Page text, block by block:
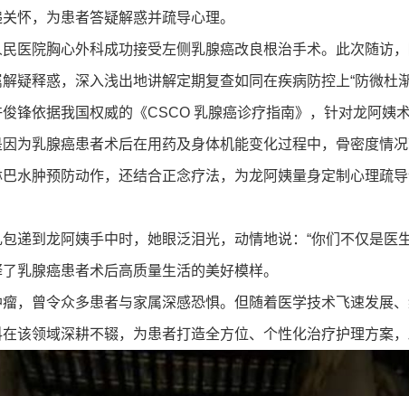
怀，为患者答疑解惑并疏导心理。
医 院胸心外科成功接受左侧乳腺癌改良根治手术。此次随访
疑释惑，深入浅出地讲解定期复查如同在疾病防控上“防微杜
锋依据我国权威的《CSCO 乳腺癌诊疗指南》，针对龙阿姨
为乳腺癌患者术后在用药及身体机能变化过程中，骨密度情
水肿预防动作，还结合正念疗法，为龙阿姨量身定制心理疏
递到龙阿姨手中时，她眼泛泪光，动情地说： “你们不仅是医
乳腺癌患者术后高质量生活的美好模样。
，曾令众多患者与家属深感恐惧。但随着医学技术飞速发展
该领域深耕不辍，为患者打造全方位、个性化治疗护理方案